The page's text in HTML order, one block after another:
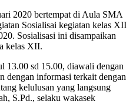
2020 bertempat di Aula SMA
Sosialisai kegiatan kelas XII
Sosialisasi ini disampaikan
kelas XII.
13.00 sd 15.00, diawali dengan
dengan informasi terkait dengan
kelulusan yang langsung
S.Pd., selaku wakasek